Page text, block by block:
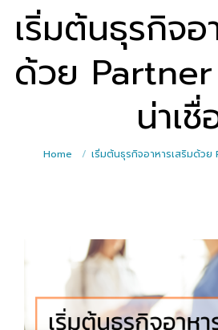
เริ่มต้นธุรกิจอ
ด้วย
น่าเชื่
Home เริ่มต้นธุรกิจอาหารเสริมด้วย